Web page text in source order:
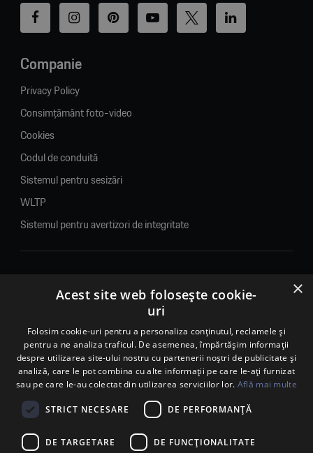
Companie
Privacy Policy
Consimțământ foto-video
Cookies
Codul de conduită
Sistemul pentru sesizări
WLTP
Sistemul pentru avertizori de integritate
© 2026. Porsche Inter Auto Romania. Toate drepturile rezervate.
Porsche Inter Auto Romania SRL
RO22188461 J2007002067233
B-dul Pipera, nr. 2, Sala 1, Etaj 2, Voluntari, jud.Ilfov - sediu
social
B-dul Pipera, nr. 1/X, Centrul Porsche București – PCB,
Voluntari, jud. Ilfov – punct de lucru
Calea Lugojului, nr. 136, loc. Ghiroda, jud. Timiș – punct de
×
Acest site web folosește cookie-
uri
Folosim cookie-uri pentru a personaliza conținutul, reclamele și
pentru a ne analiza traficul. De asemenea, împărtășim informații
despre utilizarea site-ului nostru cu partenerii noștri de publicitate și
analiză, care le pot combina cu alte informații pe care le-ați furnizat
sau pe care le-au colectat din utilizarea serviciilor lor. Află mai multe
STRICT NECESARE DE PERFORMANȚĂ
DE TARGETARE DE FUNCŢIONALITATE